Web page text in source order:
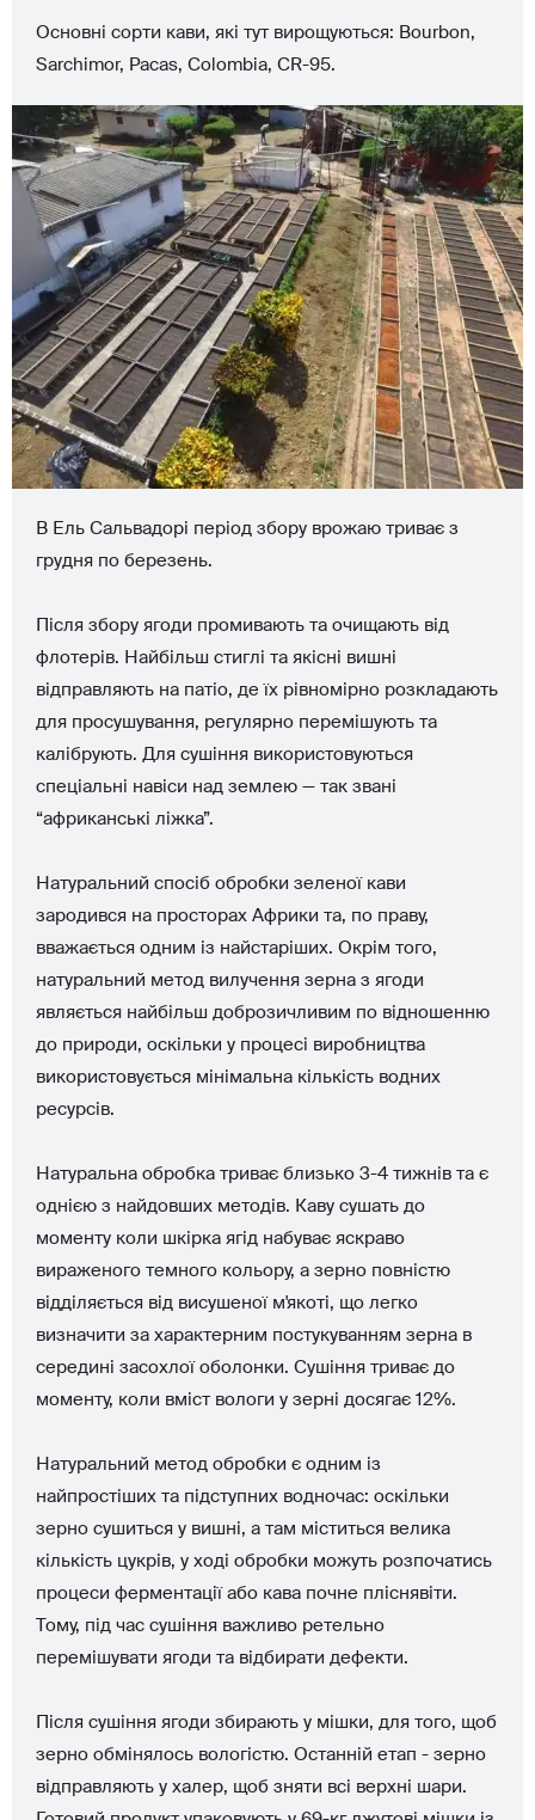
Основні сорти кави, які тут вирощуються: Bourbon,
Sarchimor, Pacas, Colombia, CR-95.
В Ель Сальвадорі період збору врожаю триває з
грудня по березень.
Після збору ягоди промивають та очищають від
флотерів. Найбільш стиглі та якісні вишні
відправляють на патіо, де їх рівномірно розкладають
для просушування, регулярно перемішують та
калібрують. Для сушіння використовуються
спеціальні навіси над землею — так звані
“африканські ліжка”.
Натуральний спосіб обробки зеленої кави
зародився на просторах Африки та, по праву,
вважається одним із найстаріших. Окрім того,
натуральний метод вилучення зерна з ягоди
являється найбільш доброзичливим по відношенню
до природи, оскільки у процесі виробництва
використовується мінімальна кількість водних
ресурсів.
Натуральна обробка триває близько 3-4 тижнів та є
однією з найдовших методів. Каву сушать до
моменту коли шкірка ягід набуває яскраво
вираженого темного кольору, а зерно повністю
відділяється від висушеної м'якоті, що легко
визначити за характерним постукуванням зерна в
середині засохлої оболонки. Сушіння триває до
моменту, коли вміст вологи у зерні досягає 12%.
Натуральний метод обробки є одним із
найпростіших та підступних водночас: оскільки
зерно сушиться у вишні, а там міститься велика
кількість цукрів, у ході обробки можуть розпочатись
процеси ферментації або кава почне пліснявіти.
Тому, під час сушіння важливо ретельно
перемішувати ягоди та відбирати дефекти.
Після сушіння ягоди збирають у мішки, для того, щоб
зерно обмінялось вологістю. Останній етап - зерно
відправляють у халер, щоб зняти всі верхні шари.